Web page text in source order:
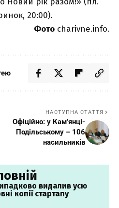
20:00).
Фото charivne.info.
НАСТУПНА СТАТТЯ
Офіційно: у Кам’янці-
Подільському – 106
насильників
видалив усю
копії стартапу